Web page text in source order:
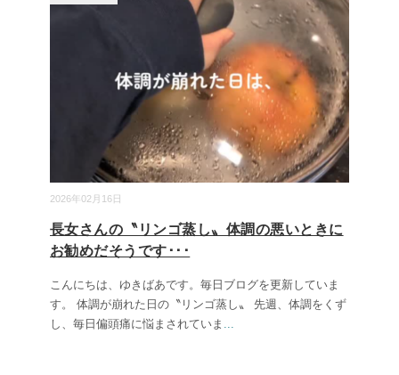
2026年02月16日
長女さんの〝リンゴ蒸し〟体調の悪いときに
お勧めだそうです･･･
こんにちは、ゆきばあです。毎日ブログを更新していま
す。 体調が崩れた日の〝リンゴ蒸し〟 先週、体調をくず
し、毎日偏頭痛に悩まされていま ...